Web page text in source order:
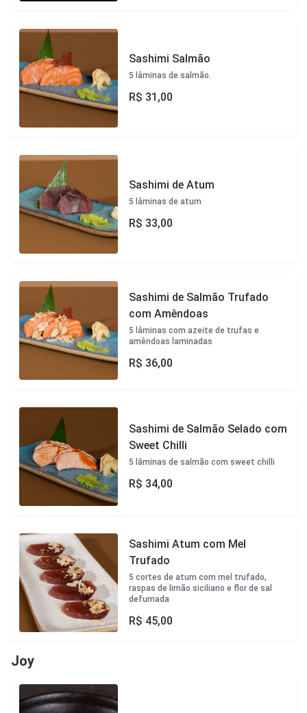
Sashimi Salmão
5 lâminas de salmão.
R$ 31,00
Sashimi de Atum
5 lâminas de atum
R$ 33,00
Sashimi de Salmão Trufado
com Amêndoas
5 lâminas com azeite de trufas e
amêndoas laminadas
R$ 36,00
Sashimi de Salmão Selado com
Sweet Chilli
5 lâminas de salmão com sweet chilli
R$ 34,00
Sashimi Atum com Mel
Trufado
5 cortes de atum com mel trufado,
raspas de limão siciliano e flor de sal
defumada
R$ 45,00
Joy